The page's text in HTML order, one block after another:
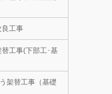
工事
工事(下部工･基
架替工事（基礎